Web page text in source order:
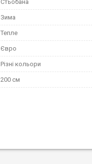
Стьобана
Зима
Тепле
Євро
Різні кольори
200 см